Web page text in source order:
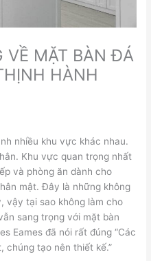
VỀ MẶT BÀN ĐÁ
HÀNH
nhiều khu vực khác nhau.
Khu vực quan trọng nhất
và phòng ăn dành cho
mật. Đây là những không
vậy tại sao không làm cho
sang trọng với mặt bàn
Eames đã nói rất đúng “Các
chúng tạo nên thiết kế.”